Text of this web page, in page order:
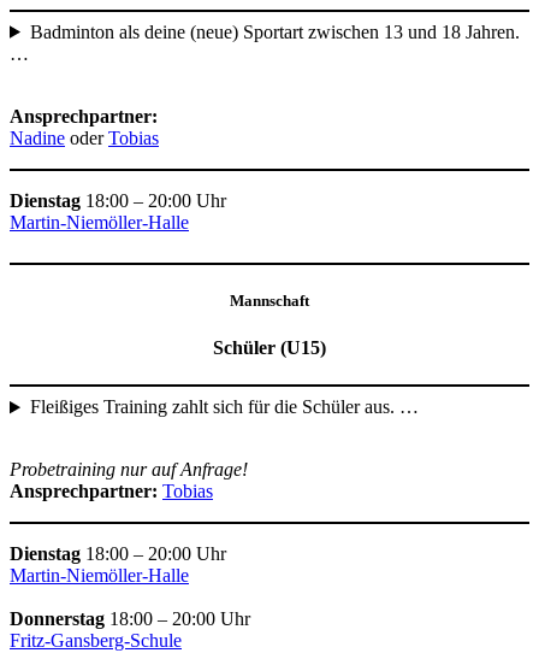
Badminton als deine (neue) Sportart zwischen 13 und 18 Jahren.
…
Ansprechpartner:
Nadine oderTobias
Dienstag 18:00 – 20:00 Uhr
Martin-Niemöller-Halle
Mannschaft
Schüler (U15)
Fleißiges Training zahlt sich für die Schüler aus. …
Probetraining nur auf Anfrage!
Ansprechpartner: Tobias
Dienstag 18:00 – 20:00 Uhr
Martin-Niemöller-Halle
Donnerstag 18:00 – 20:00 Uhr
Fritz-Gansberg-Schule